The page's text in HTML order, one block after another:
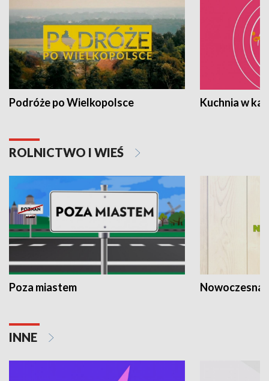
Podróże po Wielkopolsce Kuchnia w
ROLNICTWO I WIEŚ
Poza miastem Nowoczesna
INNE